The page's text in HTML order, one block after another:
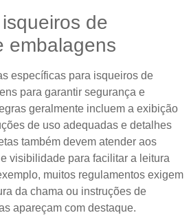
de
embalagens
específicas para isqueiros de
para garantir segurança e
geralmente incluem a exibição
de uso adequadas e detalhes
também devem atender aos
visibilidade para facilitar a leitura
muitos regulamentos exigem
da chama ou instruções de
apareçam com destaque.